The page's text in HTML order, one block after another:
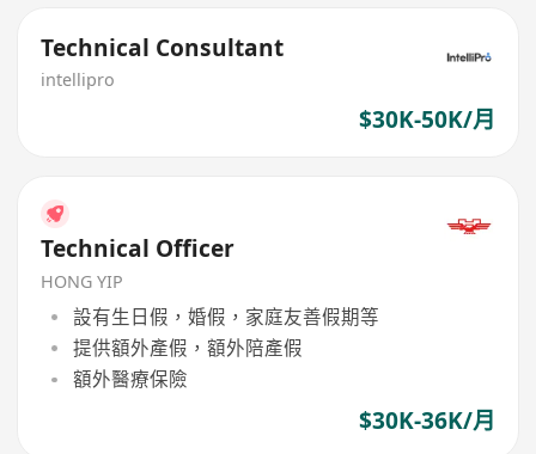
Technical Consultant
intellipro
$30K-50K/月
Technical Officer
HONG YIP
設有生日假，婚假，家庭友善假期等
提供額外產假，額外陪產假
額外醫療保險
$30K-36K/月